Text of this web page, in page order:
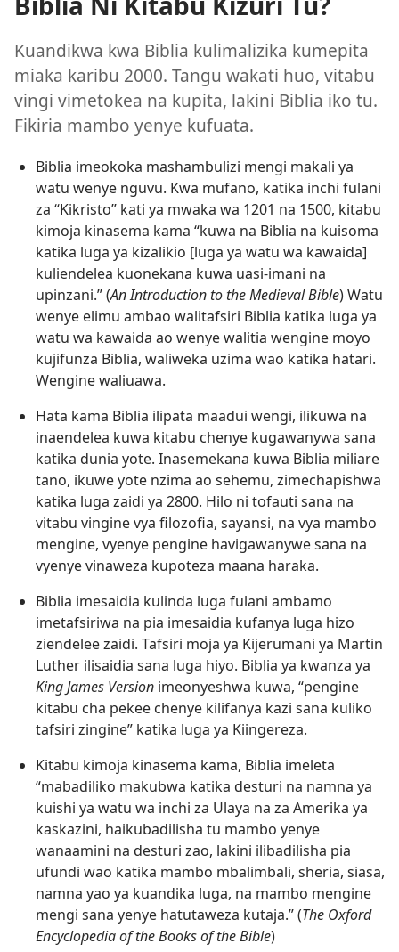
Kuandikwa kwa Biblia kulimalizika kumepita
miaka karibu 2000. Tangu wakati huo, vitabu
vingi vimetokea na kupita, lakini Biblia iko tu.
Fikiria mambo yenye kufuata.
Biblia imeokoka mashambulizi mengi makali ya
watu wenye nguvu. Kwa mufano, katika inchi fulani
za “Kikristo” kati ya mwaka wa 1201 na 1500, kitabu
kimoja kinasema kama “kuwa na Biblia na kuisoma
katika luga ya kizalikio [luga ya watu wa kawaida]
kuliendelea kuonekana kuwa uasi-imani na
upinzani.” (An Introduction to the Medieval Bible) Watu
wenye elimu ambao walitafsiri Biblia katika luga ya
watu wa kawaida ao wenye walitia wengine moyo
kujifunza Biblia, waliweka uzima wao katika hatari.
Wengine waliuawa.
Hata kama Biblia ilipata maadui wengi, ilikuwa na
inaendelea kuwa kitabu chenye kugawanywa sana
katika dunia yote. Inasemekana kuwa Biblia miliare
tano, ikuwe yote nzima ao sehemu, zimechapishwa
katika luga zaidi ya 2800. Hilo ni tofauti sana na
vitabu vingine vya filozofia, sayansi, na vya mambo
mengine, vyenye pengine havigawanywe sana na
vyenye vinaweza kupoteza maana haraka.
Biblia imesaidia kulinda luga fulani ambamo
imetafsiriwa na pia imesaidia kufanya luga hizo
ziendelee zaidi. Tafsiri moja ya Kijerumani ya Martin
Luther ilisaidia sana luga hiyo. Biblia ya kwanza ya
King James Version imeonyeshwa kuwa, “pengine
kitabu cha pekee chenye kilifanya kazi sana kuliko
tafsiri zingine” katika luga ya Kiingereza.
Kitabu kimoja kinasema kama, Biblia imeleta
“mabadiliko makubwa katika desturi na namna ya
kuishi ya watu wa inchi za Ulaya na za Amerika ya
kaskazini, haikubadilisha tu mambo yenye
wanaamini na desturi zao, lakini ilibadilisha pia
ufundi wao katika mambo mbalimbali, sheria, siasa,
namna yao ya kuandika luga, na mambo mengine
mengi sana yenye hatutaweza kutaja.” (The Oxford
Encyclopedia of the Books of the Bible)